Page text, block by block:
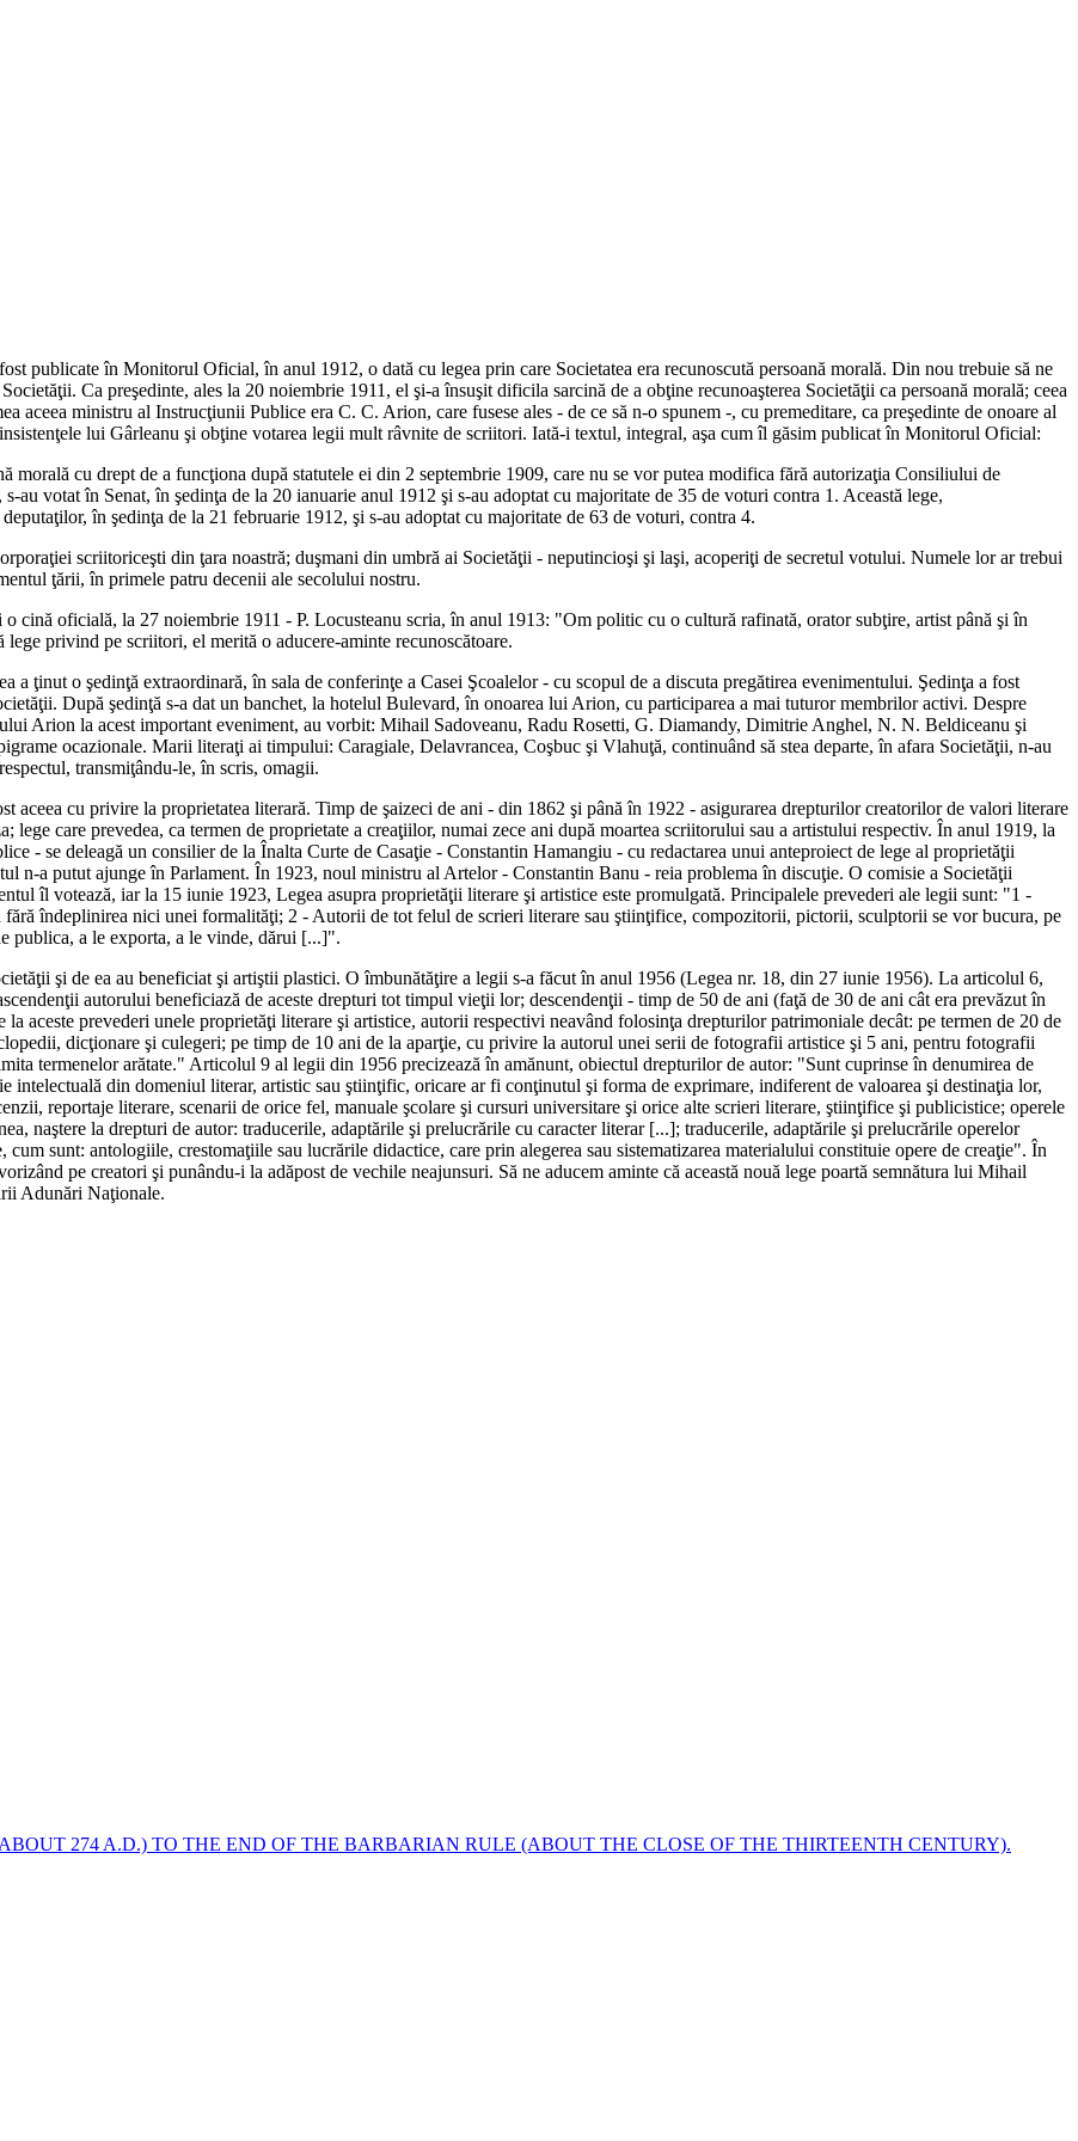
publicate în Monitorul Oficial, în anul 1912, o dată cu legea prin care Societatea era recunoscută persoană morală. Din nou trebuie să ne
Ca preşedinte, ales la 20 noiembrie 1911, el şi-a însuşit dificila sarcină de a obţine recunoaşterea Societăţii ca persoană morală; ceea
aceea ministru al Instrucţiunii Publice era C. C. Arion, care fusese ales - de ce să n-o spunem -, cu premeditare, ca preşedinte de onoare al
lui Gârleanu şi obţine votarea legii mult râvnite de scriitori. Iată-i textul, integral, aşa cum îl găsim publicat în Monitorul Oficial:
morală cu drept de a funcţiona după statutele ei din 2 septembrie 1909, care nu se vor putea modifica fără autorizaţia Consiliului de
au votat în Senat, în şedinţa de la 20 ianuarie anul 1912 şi s-au adoptat cu majoritate de 35 de voturi contra 1. Această lege,
în şedinţa de la 21 februarie 1912, şi s-au adoptat cu majoritate de 63 de voturi, contra 4.
scriitoriceşti din ţara noastră; duşmani din umbră ai Societăţii - neputincioşi şi laşi, acoperiţi de secretul votului. Numele lor ar trebui
ţării, în primele patru decenii ale secolului nostru.
oficială, la 27 noiembrie 1911 - P. Locusteanu scria, în anul 1913: "Om politic cu o cultură rafinată, orator subţire, artist până şi în
privind pe scriitori, el merită o aducere-aminte recunoscătoare.
a ţinut o şedinţă extraordinară, în sala de conferinţe a Casei Şcoalelor - cu scopul de a discuta pregătirea evenimentului. Şedinţa a fost
După şedinţă s-a dat un banchet, la hotelul Bulevard, în onoarea lui Arion, cu participarea a mai tuturor membrilor activi. Despre
Arion la acest important eveniment, au vorbit: Mihail Sadoveanu, Radu Rosetti, G. Diamandy, Dimitrie Anghel, N. N. Beldiceanu şi
ocazionale. Marii literaţi ai timpului: Caragiale, Delavrancea, Coşbuc şi Vlahuţă, continuând să stea departe, în afara Societăţii, n-au
transmiţându-le, în scris, omagii.
cu privire la proprietatea literară. Timp de şaizeci de ani - din 1862 şi până în 1922 - asigurarea drepturilor creatorilor de valori literare
lege care prevedea, ca termen de proprietate a creaţiilor, numai zece ani după moartea scriitorului sau a artistului respectiv. În anul 1919, la
- se deleagă un consilier de la Înalta Curte de Casaţie - Constantin Hamangiu - cu redactarea unui anteproiect de lege al proprietăţii
n-a putut ajunge în Parlament. În 1923, noul ministru al Artelor - Constantin Banu - reia problema în discuţie. O comisie a Societăţii
îl votează, iar la 15 iunie 1923, Legea asupra proprietăţii literare şi artistice este promulgată. Principalele prevederi ale legii sunt: "1 -
îndeplinirea nici unei formalităţi; 2 - Autorii de tot felul de scrieri literare sau ştiinţifice, compozitorii, pictorii, sculptorii se vor bucura, pe
publica, a le exporta, a le vinde, dărui [...]".
şi de ea au beneficiat şi artiştii plastici. O îmbunătăţire a legii s-a făcut în anul 1956 (Legea nr. 18, din 27 iunie 1956). La articolul 6,
autorului beneficiază de aceste drepturi tot timpul vieţii lor; descendenţii - timp de 50 de ani (faţă de 30 de ani cât era prevăzut în
aceste prevederi unele proprietăţi literare şi artistice, autorii respectivi neavând folosinţa drepturilor patrimoniale decât: pe termen de 20 de
dicţionare şi culegeri; pe timp de 10 ani de la aparţie, cu privire la autorul unei serii de fotografii artistice şi 5 ani, pentru fotografii
termenelor arătate." Articolul 9 al legii din 1956 precizează în amănunt, obiectul drepturilor de autor: "Sunt cuprinse în denumirea de
intelectuală din domeniul literar, artistic sau ştiinţific, oricare ar fi conţinutul şi forma de exprimare, indiferent de valoarea şi destinaţia lor,
reportaje literare, scenarii de orice fel, manuale şcolare şi cursuri universitare şi orice alte scrieri literare, ştiinţifice şi publicistice; operele
naştere la drepturi de autor: traducerile, adaptările şi prelucrările cu caracter literar [...]; traducerile, adaptările şi prelucrările operelor
sunt: antologiile, crestomaţiile sau lucrările didactice, care prin alegerea sau sistematizarea materialului constituie opere de creaţie". În
pe creatori şi punându-i la adăpost de vechile neajunsuri. Să ne aducem aminte că această nouă lege poartă semnătura lui Mihail
Adunări Naţionale.
274 A.D.) TO THE END OF THE BARBARIAN RULE (ABOUT THE CLOSE OF THE THIRTEENTH CENTURY).